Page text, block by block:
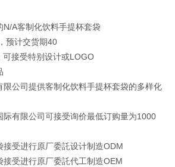
N/A客制化饮料手提杯套袋
预计交货期40
接受特别设计或LOGO
限公司提供客制化饮料手提杯套袋的多样化
际有限公司可接受询价最低订购量为1000
接受进行原厂委託设计制造ODM
受进行原厂委託代工制造OEM